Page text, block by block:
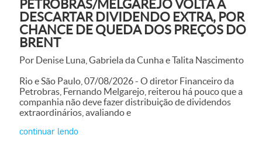
PETROBRAS/MELGAREJO VOLTA A
DESCARTAR DIVIDENDO EXTRA, POR
CHANCE DE QUEDA DOS PREÇOS DO
BRENT
Por Denise Luna, Gabriela da Cunha e Talita Nascimento
Rio e São Paulo, 07/08/2026 - O diretor Financeiro da
Petrobras, Fernando Melgarejo, reiterou há pouco que a
companhia não deve fazer distribuição de dividendos
extraordinários, avaliando e
continuar lendo